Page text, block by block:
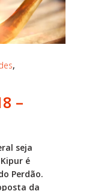
,
–
seja
é
Perdão.
da